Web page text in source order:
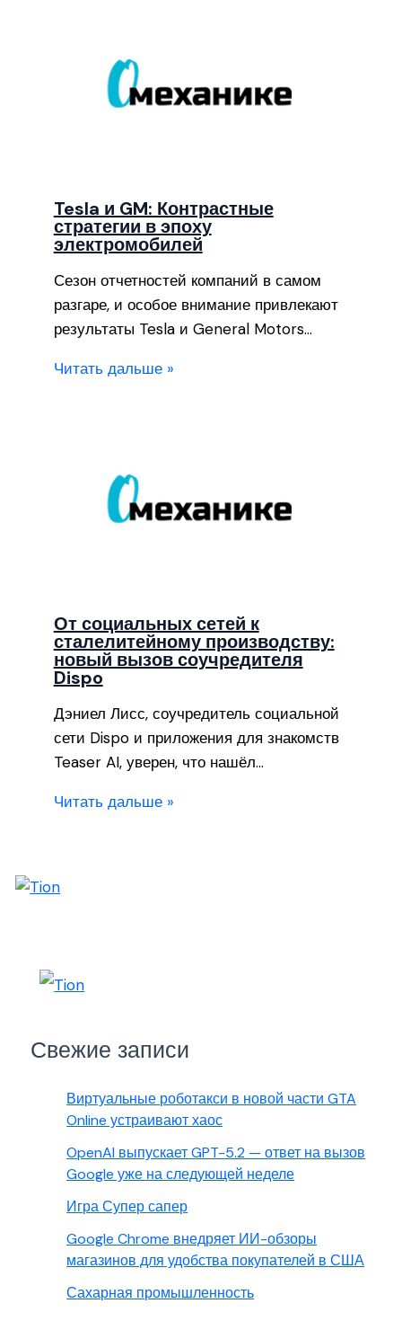
Tesla и GM: Контрастные
стратегии в эпоху
электромобилей
Сезон отчетностей компаний в самом
разгаре, и особое внимание привлекают
результаты Tesla и General Motors…
Читать дальше »
От социальных сетей к
сталелитейному производству:
новый вызов соучредителя
Dispo
Дэниел Лисс, соучредитель социальной
сети Dispo и приложения для знакомств
Teaser AI, уверен, что нашёл…
Читать дальше »
Свежие записи
Виртуальные роботакси в новой части GTA
Online устраивают хаос
OpenAI выпускает GPT-5.2 — ответ на вызов
Google уже на следующей неделе
Игра Супер сапер
Google Chrome внедряет ИИ-обзоры
магазинов для удобства покупателей в США
Сахарная промышленность